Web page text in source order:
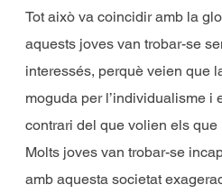
Tot això va coincidir amb la
aquests joves van trobar-se
interessés, perquè veien que
moguda per l’individualisme i
contrari del que volien els
Molts joves van trobar-se
amb aquesta societat